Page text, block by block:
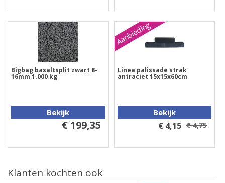
Bigbag basaltsplit zwart 8-
16mm 1.000 kg
Bekijk
€ 199,35
Aanbieding
Linea palissade strak
antraciet 15x15x60cm
Bekijk
€ 4,15 € 4,75
Klanten kochten ook